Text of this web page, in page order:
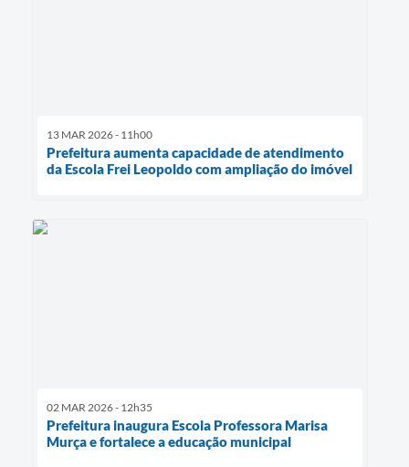
13 MAR 2026 - 11h00
Prefeitura aumenta capacidade de atendimento
da Escola Frei Leopoldo com ampliação do imóvel
02 MAR 2026 - 12h35
Prefeitura inaugura Escola Professora Marisa
Murça e fortalece a educação municipal